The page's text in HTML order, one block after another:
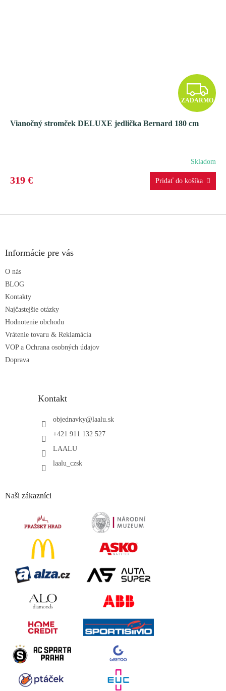
Z
A
R
M
O
ZADARMO
Vianočný stromček DELUXE jedlička Bernard 180 cm
Skladom
319 €
Informácie pre vás
O nás
BLOG
Kontakty
Najčastejšie otázky
Hodnotenie obchodu
Vrátenie tovaru & Reklamácia
VOP a Ochrana osobných údajov
Doprava
Kontakt
objednavky@laalu.sk
+421 911 132 527
LAALU
laalu_czsk
Naši zákazníci